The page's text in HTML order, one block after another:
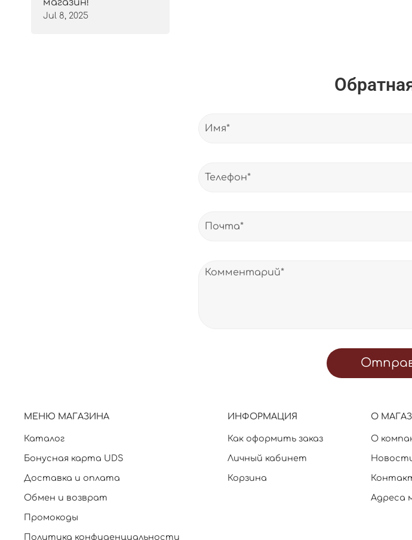
магазин!
Jul 8, 2025
МЕНЮ МАГАЗИНА
Каталог
Бонусная карта UDS
Доставка и оплата
Обмен и возврат
Промокоды
Политика конфиденциальности
ИНФОРМАЦИЯ
Как оформить заказ
Личный кабинет
Корзина
О
О
Адреса